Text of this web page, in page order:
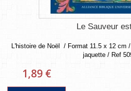
Le Sauveur
L'histoire de Noël / Format 11.5 x 12 cm
jaquette / Ref
1,89 €